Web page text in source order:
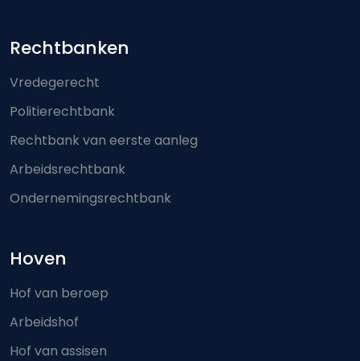
Footer-menu
Rechtbanken
Vredegerecht
Politierechtbank
Rechtbank van eerste aanleg
Arbeidsrechtbank
Ondernemingsrechtbank
Hoven
Hof van beroep
Arbeidshof
Hof van assisen